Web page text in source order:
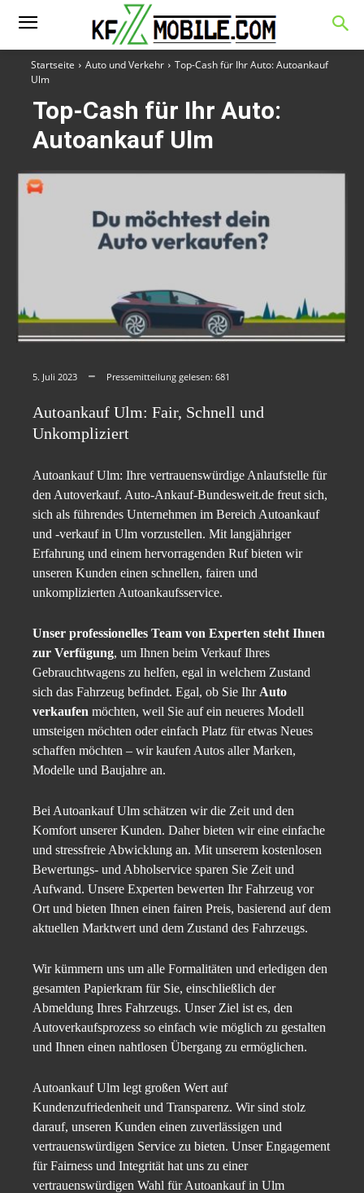
Startseite Auto und Verkehr
Top-Cash für Ihr Auto: Autoankauf
Ulm
Top-Cash für Ihr Auto:
Autoankauf Ulm
5. Juli 2023 Pressemitteilung gelesen: 681
Autoankauf Ulm: Fair, Schnell und
Unkompliziert
Autoankauf Ulm: Ihre vertrauenswürdige Anlaufstelle für
den Autoverkauf. Auto-Ankauf-Bundesweit.de freut sich,
sich als führendes Unternehmen im Bereich Autoankauf
und -verkauf in Ulm vorzustellen. Mit langjähriger
Erfahrung und einem hervorragenden Ruf bieten wir
unseren Kunden einen schnellen, fairen und
unkomplizierten Autoankaufsservice.
Unser professionelles Team von Experten steht Ihnen
zur Verfügung, um Ihnen beim Verkauf Ihres
Gebrauchtwagens zu helfen, egal in welchem Zustand
sich das Fahrzeug befindet. Egal, ob Sie Ihr Auto
verkaufen möchten, weil Sie auf ein neueres Modell
umsteigen möchten oder einfach Platz für etwas Neues
schaffen möchten – wir kaufen Autos aller Marken,
Modelle und Baujahre an.
Bei Autoankauf Ulm schätzen wir die Zeit und den
Komfort unserer Kunden. Daher bieten wir eine einfache
und stressfreie Abwicklung an. Mit unserem kostenlosen
Bewertungs- und Abholservice sparen Sie Zeit und
Aufwand. Unsere Experten bewerten Ihr Fahrzeug vor
Ort und bieten Ihnen einen fairen Preis, basierend auf dem
aktuellen Marktwert und dem Zustand des Fahrzeugs.
Wir kümmern uns um alle Formalitäten und erledigen den
gesamten Papierkram für Sie, einschließlich der
Abmeldung Ihres Fahrzeugs. Unser Ziel ist es, den
Autoverkaufsprozess so einfach wie möglich zu gestalten
und Ihnen einen nahtlosen Übergang zu ermöglichen.
Autoankauf Ulm legt großen Wert auf
Kundenzufriedenheit und Transparenz. Wir sind stolz
darauf, unseren Kunden einen zuverlässigen und
vertrauenswürdigen Service zu bieten. Unser Engagement
für Fairness und Integrität hat uns zu einer
vertrauenswürdigen Wahl für Autoankauf in Ulm